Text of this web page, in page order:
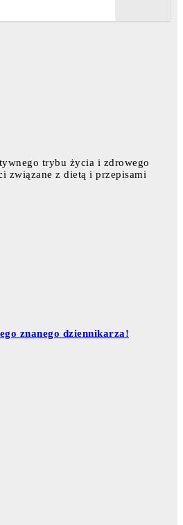
trybu życia i zdrowego
związane z dietą i przepisami
znanego dziennikarza!